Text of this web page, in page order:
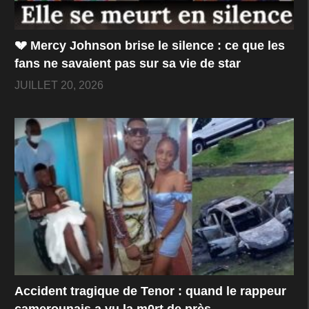
💔 Mercy Johnson brise le silence : ce que les
fans ne savaient pas sur sa vie de star
JUILLET 20, 2026
Accident tragique de Tenor : quand le rappeur